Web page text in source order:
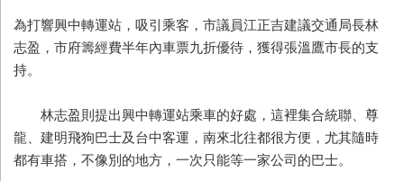
為打響興中轉運站，吸引乘客，市議員江正吉建議交通局長林
志盈，市府籌經費半年內車票九折優待，獲得張溫鷹市長的支
持。
林志盈則提出興中轉運站乘車的好處，這裡集合統聯、尊
龍、建明飛狗巴士及台中客運，南來北往都很方便，尤其隨時
都有車搭，不像別的地方，一次只能等一家公司的巴士。